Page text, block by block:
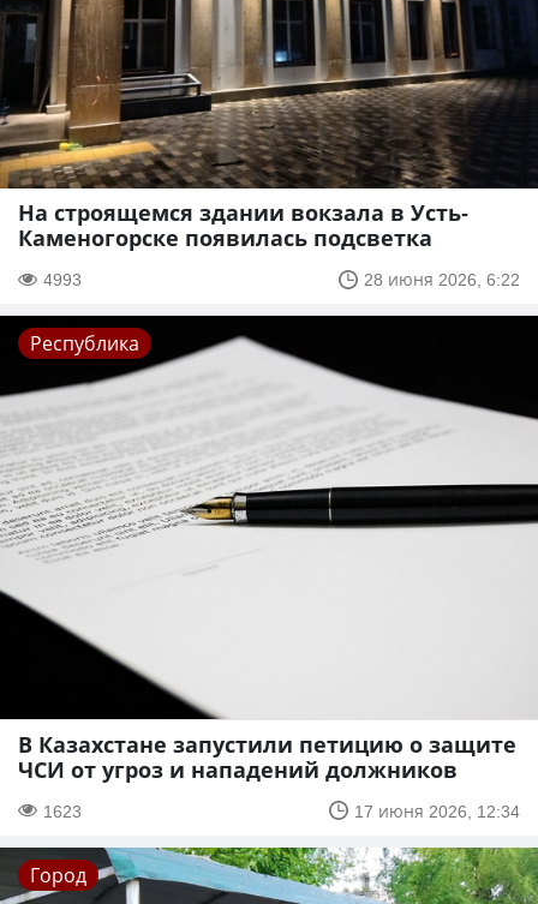
На строящемся здании вокзала в Усть-
Каменогорске появилась подсветка
4993 28 июня 2026, 6:22
Республика
В Казахстане запустили петицию о защите
ЧСИ от угроз и нападений должников
1623 17 июня 2026, 12:34
Город